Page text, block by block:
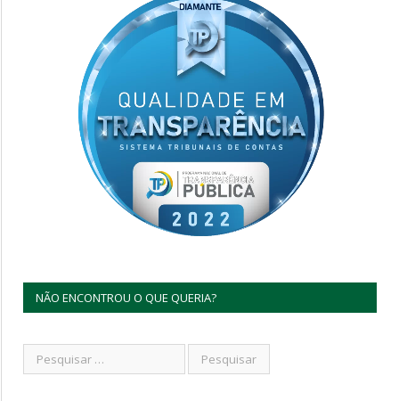
NÃO ENCONTROU O QUE QUERIA?